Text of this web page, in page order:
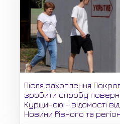
Після захоплення
зробити спробу
Курщиною - відомості
Новини Рівного та